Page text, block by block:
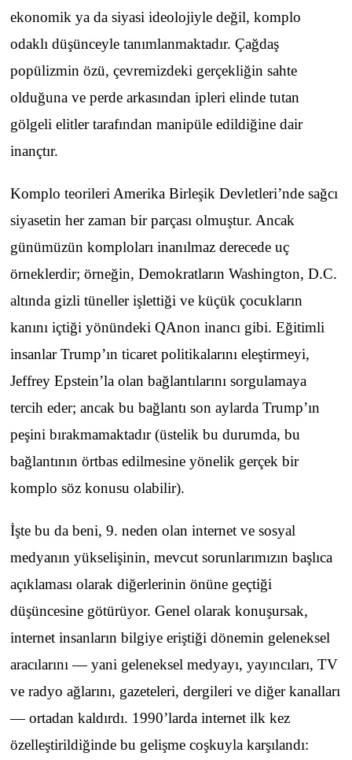
ekonomik ya da siyasi ideolojiyle değil, komplo
odaklı düşünceyle tanımlanmaktadır. Çağdaş
popülizmin özü, çevremizdeki gerçekliğin sahte
olduğuna ve perde arkasından ipleri elinde tutan
gölgeli elitler tarafından manipüle edildiğine dair
inançtır.
Komplo teorileri Amerika Birleşik Devletleri’nde sağcı
siyasetin her zaman bir parçası olmuştur. Ancak
günümüzün komploları inanılmaz derecede uç
örneklerdir; örneğin, Demokratların Washington, D.C.
altında gizli tüneller işlettiği ve küçük çocukların
kanını içtiği yönündeki QAnon inancı gibi. Eğitimli
insanlar Trump’ın ticaret politikalarını eleştirmeyi,
Jeffrey Epstein’la olan bağlantılarını sorgulamaya
tercih eder; ancak bu bağlantı son aylarda Trump’ın
peşini bırakmamaktadır (üstelik bu durumda, bu
bağlantının örtbas edilmesine yönelik gerçek bir
komplo söz konusu olabilir).
İşte bu da beni, 9. neden olan internet ve sosyal
medyanın yükselişinin, mevcut sorunlarımızın başlıca
açıklaması olarak diğerlerinin önüne geçtiği
düşüncesine götürüyor. Genel olarak konuşursak,
internet insanların bilgiye eriştiği dönemin geleneksel
aracılarını — yani geleneksel medyayı, yayıncıları, TV
ve radyo ağlarını, gazeteleri, dergileri ve diğer kanalları
— ortadan kaldırdı. 1990’larda internet ilk kez
özelleştirildiğinde bu gelişme coşkuyla karşılandı: